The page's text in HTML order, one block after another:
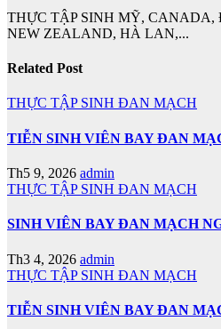
THỰC TẬP SINH MỸ,
NEW ZEALAND, HÀ LAN,...
Related Post
THỰC TẬP SINH ĐAN MẠCH
TIỄN SINH VIÊN BAY ĐAN
Th5 9, 2026 admin
THỰC TẬP SINH ĐAN MẠCH
SINH VIÊN BAY ĐAN MẠCH
Th3 4, 2026 admin
THỰC TẬP SINH ĐAN MẠCH
TIỄN SINH VIÊN BAY ĐAN